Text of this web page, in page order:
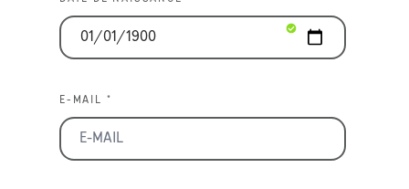
E-MAIL *